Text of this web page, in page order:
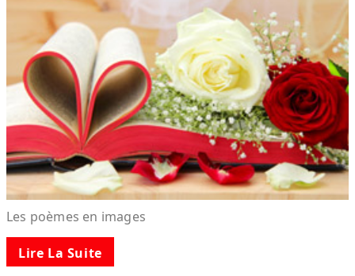
Les poèmes en images
Lire La Suite